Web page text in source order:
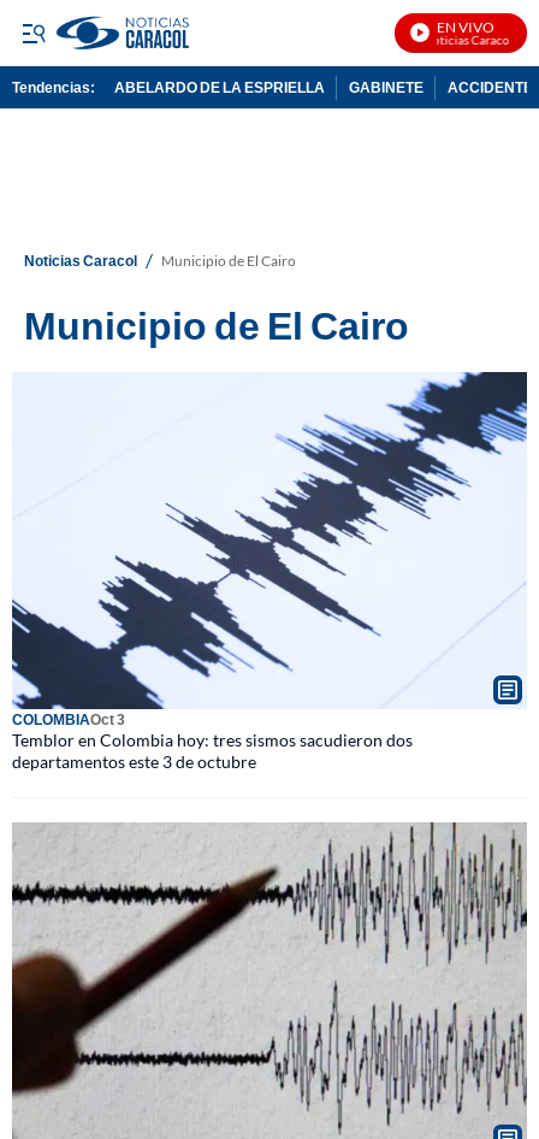
EN VIVO
Noticias Caracol En
Tendencias: ABELARDO DE LA ESPRIELLA GABINETE ACCIDENTE
Noticias Caracol / Municipio de El Cairo
Municipio de El Cairo
COLOMBIAOct 3
Temblor en Colombia hoy: tres sismos sacudieron dos
departamentos este 3 de octubre